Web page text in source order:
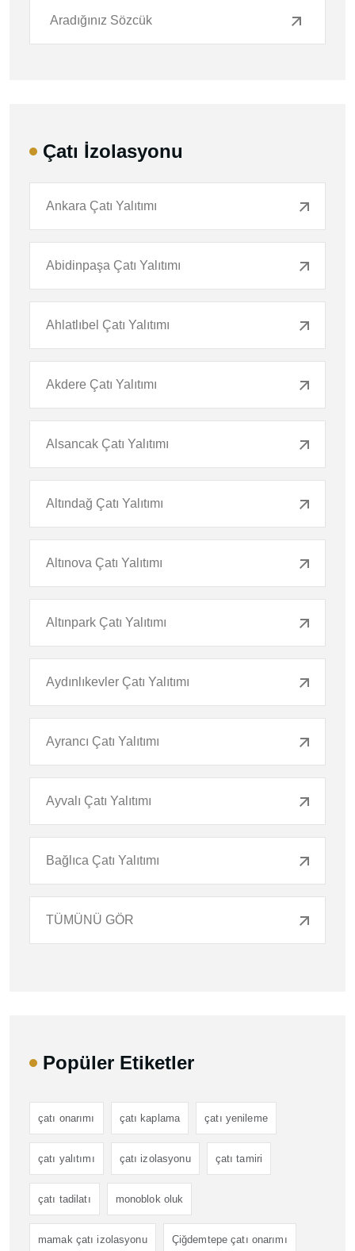
Çatı İzolasyonu
Ankara Çatı Yalıtımı
Abidinpaşa Çatı Yalıtımı
Ahlatlıbel Çatı Yalıtımı
Akdere Çatı Yalıtımı
Alsancak Çatı Yalıtımı
Altındağ Çatı Yalıtımı
Altınova Çatı Yalıtımı
Altınpark Çatı Yalıtımı
Aydınlıkevler Çatı Yalıtımı
Ayrancı Çatı Yalıtımı
Ayvalı Çatı Yalıtımı
Bağlıca Çatı Yalıtımı
TÜMÜNÜ GÖR
Popüler Etiketler
çatı onarımı çatı kaplama çatı yenileme
çatı yalıtımı çatı izolasyonu çatı tamiri
çatı tadilatı monoblok oluk
mamak çatı izolasyonu Çiğdemtepe çatı onarımı